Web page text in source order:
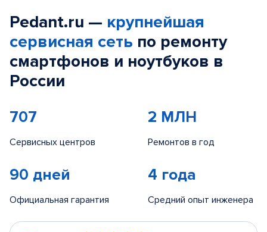
Pedant.ru — крупнейшая
сервисная сеть по ремонту
смартфонов и ноутбуков в
России
707
Сервисных центров
2 МЛН
Ремонтов в год
90 дней
Официальная гарантия
4 года
Средний опыт инженера